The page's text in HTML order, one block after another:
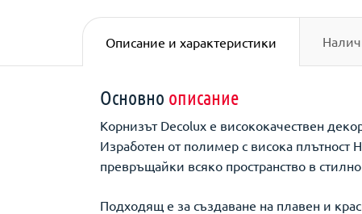
Описание и характеристики
Основно описание
Корнизът Decolux е висококачествен
Изработен от полимер с висока плътност
превръщайки всяко пространство в
Подходящ е за създаване на плавен и